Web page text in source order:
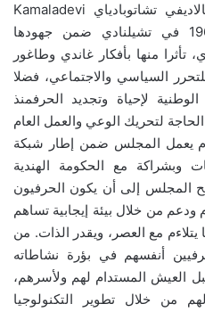
منظمة أهلية أسستها كامالاديفي تشاتوبادياي Kamaladevi
Chattopadhyay عام 1964 في تشيلنادي ضمن جهودها
تأثرا منها بأفكار غاندي وطاغور
للتحرر السياسي والاجتماعي، فضلا
لإحياة وتجديد الحرفمنذ
لتحريك الوعي والعمل العام
يعمل المجلس ضمن إطار شبكة
في 9 ولايات وبشراكة مع الحكومة الهندية
المجلس إلى أن يكون الحرفيون
ودعم من خلال بيئة إيجابية تساهم
يتلاءم مع العصر، ويقدر الذات. من
أنفسهم في بؤرة نشاطاته
العيش المستدام لهم ولأسرهم،
من خلال تطوير التكنولوجيا